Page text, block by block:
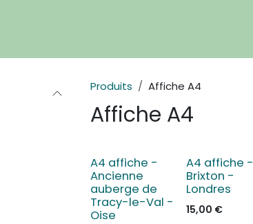
Produits Affiche A4
Affiche A4
A4 affiche -
Ancienne
auberge de
Tracy-le-Val -
Oise
A4 affiche -
Brixton -
Londres
15,00 €